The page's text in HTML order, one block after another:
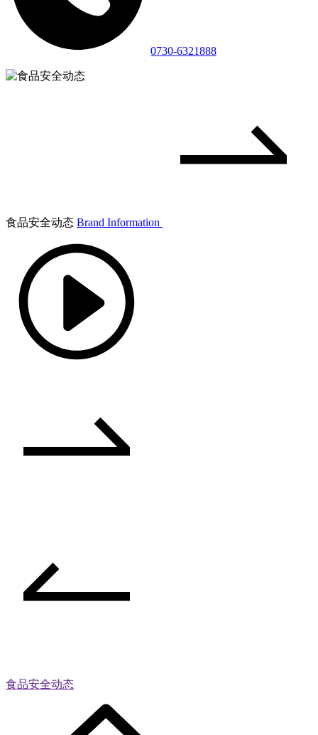
0730-6321888
食品安全动态 Brand Information
食品安全动态